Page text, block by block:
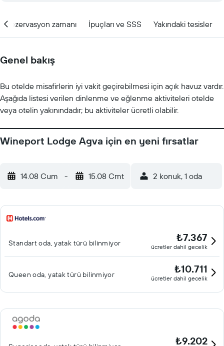
Rezervasyon zamanı İpuçları ve SSS Yakındaki tesisler
Genel bakış
Bu otelde misafirlerin iyi vakit geçirebilmesi için açık havuz vardır.
Aşağıda listesi verilen dinlenme ve eğlenme aktiviteleri otelde
veya otelin yakınındadır; bu aktiviteler ücretli olabilir.
Wineport Lodge Agva için en yeni fırsatlar
14.08 Cum - 15.08 Cmt 2 konuk, 1 oda
Standart oda, yatak türü bilinmiyor ₺7.367
ücretler dahil gecelik
Queen oda, yatak türü bilinmiyor ₺10.711
ücretler dahil gecelik
₺9.202